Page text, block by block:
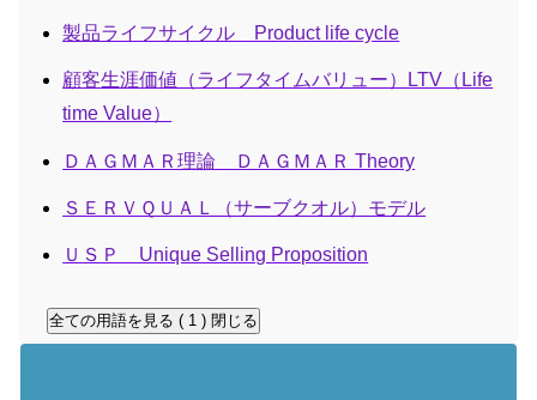
製品ライフサイクル Product life cycle
顧客生涯価値（ライフタイムバリュー）LTV（Life
time Value）
ＤＡＧＭＡＲ理論 ＤＡＧＭＡＲ Theory
ＳＥＲＶＱＵＡＬ（サーブクオル）モデル
ＵＳＰ Unique Selling Proposition
全ての用語を見る ( 1 ) 閉じる